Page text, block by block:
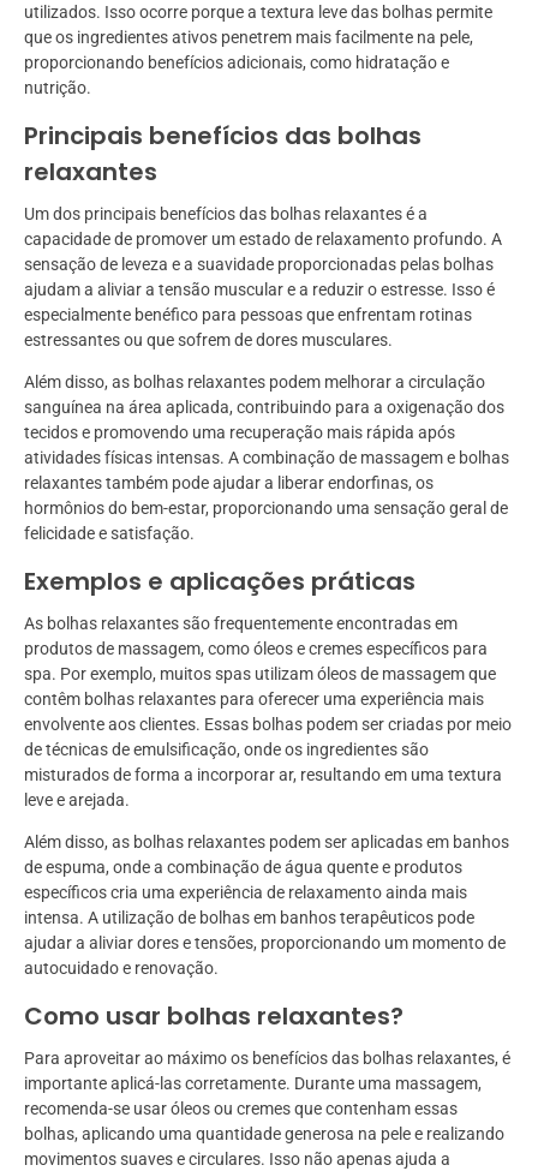
utilizados. Isso ocorre porque a textura leve das bolhas permite
que os ingredientes ativos penetrem mais facilmente na pele,
proporcionando benefícios adicionais, como hidratação e
nutrição.
Principais benefícios das bolhas
relaxantes
Um dos principais benefícios das bolhas relaxantes é a
capacidade de promover um estado de relaxamento profundo. A
sensação de leveza e a suavidade proporcionadas pelas bolhas
ajudam a aliviar a tensão muscular e a reduzir o estresse. Isso é
especialmente benéfico para pessoas que enfrentam rotinas
estressantes ou que sofrem de dores musculares.
Além disso, as bolhas relaxantes podem melhorar a circulação
sanguínea na área aplicada, contribuindo para a oxigenação dos
tecidos e promovendo uma recuperação mais rápida após
atividades físicas intensas. A combinação de massagem e bolhas
relaxantes também pode ajudar a liberar endorfinas, os
hormônios do bem-estar, proporcionando uma sensação geral de
felicidade e satisfação.
Exemplos e aplicações práticas
As bolhas relaxantes são frequentemente encontradas em
produtos de massagem, como óleos e cremes específicos para
spa. Por exemplo, muitos spas utilizam óleos de massagem que
contêm bolhas relaxantes para oferecer uma experiência mais
envolvente aos clientes. Essas bolhas podem ser criadas por meio
de técnicas de emulsificação, onde os ingredientes são
misturados de forma a incorporar ar, resultando em uma textura
leve e arejada.
Além disso, as bolhas relaxantes podem ser aplicadas em banhos
de espuma, onde a combinação de água quente e produtos
específicos cria uma experiência de relaxamento ainda mais
intensa. A utilização de bolhas em banhos terapêuticos pode
ajudar a aliviar dores e tensões, proporcionando um momento de
autocuidado e renovação.
Como usar bolhas relaxantes?
Para aproveitar ao máximo os benefícios das bolhas relaxantes, é
importante aplicá-las corretamente. Durante uma massagem,
recomenda-se usar óleos ou cremes que contenham essas
bolhas, aplicando uma quantidade generosa na pele e realizando
movimentos suaves e circulares. Isso não apenas ajuda a